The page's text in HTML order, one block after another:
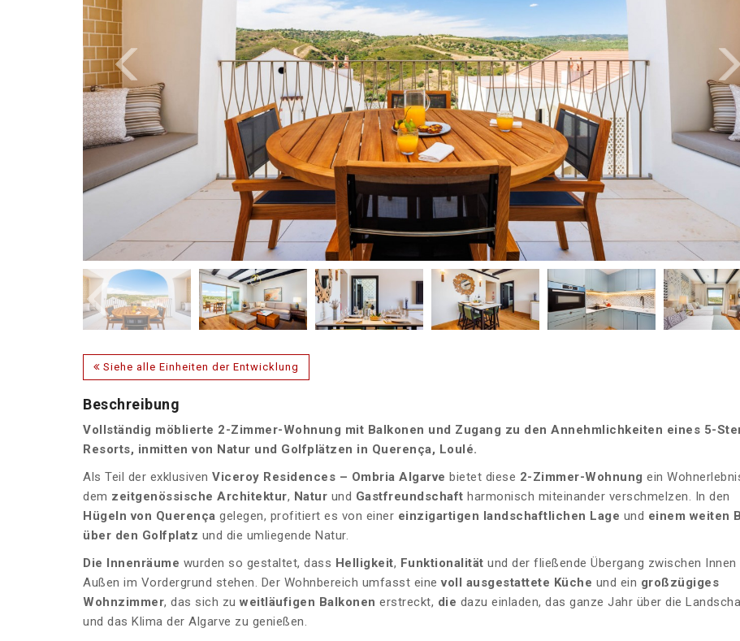
Siehe alle Einheiten der Entwicklung
Beschreibung
Vollständig möblierte 2-Zimmer-Wohnung mit Balkonen und Zugang zu den Annehmlichkeiten eines 5-
Resorts, inmitten von Natur und Golfplätzen in Querença, Loulé.
Als Teil der exklusiven Viceroy Residences – Ombria Algarve bietet diese 2-Zimmer-Wohnung ein
dem zeitgenössische Architektur, Natur und Gastfreundschaft harmonisch miteinander verschmelzen. In den
Hügeln von Querença gelegen, profitiert es von einer einzigartigen landschaftlichen Lage und einem weiten
über den Golfplatz und die umliegende Natur.
Die Innenräume wurden so gestaltet, dass Helligkeit, Funktionalität und der fließende Übergang zwischen Innen
Außen im Vordergrund stehen. Der Wohnbereich umfasst einevoll ausgestattete Küche und ein großzügiges
Wohnzimmer, das sich zu weitläufigen Balkonen erstreckt, die dazu einladen, das ganze Jahr über die
und das Klima der Algarve zu genießen.